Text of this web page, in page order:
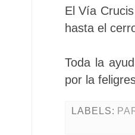
El Vía
hasta el
Toda la
por la
LABELS: